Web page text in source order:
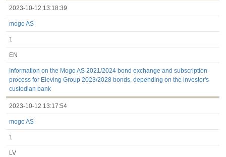
2023-10-12 13:18:39
mogo AS
1
EN
Information on the Mogo AS 2021/2024 bond exchange and subscription
process for Eleving Group 2023/2028 bonds, depending on the investor's
custodian bank
2023-10-12 13:17:54
mogo AS
1
LV